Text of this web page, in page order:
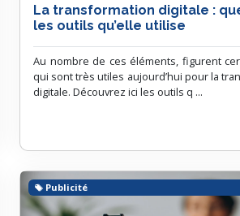
La transformation digitale :
les outils qu’elle utilise
Au nombre de ces éléments, figurent
qui sont très utiles aujourd’hui pour la
digitale. Découvrez ici les outils q ...
Publicité